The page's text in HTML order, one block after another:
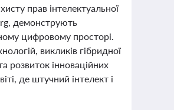
прав інтелектуальної
демонструють
цифровому просторі.
викликів гібридної
розвиток інноваційних
де штучний інтелект і